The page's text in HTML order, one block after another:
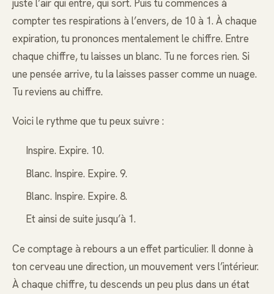
juste l’air qui entre, qui sort. Puis tu commences à
compter tes respirations à l’envers, de 10 à 1. À chaque
expiration, tu prononces mentalement le chiffre. Entre
chaque chiffre, tu laisses un blanc. Tu ne forces rien. Si
une pensée arrive, tu la laisses passer comme un nuage.
Tu reviens au chiffre.
Voici le rythme que tu peux suivre :
Inspire. Expire. 10.
Blanc. Inspire. Expire. 9.
Blanc. Inspire. Expire. 8.
Et ainsi de suite jusqu’à 1.
Ce comptage à rebours a un effet particulier. Il donne à
ton cerveau une direction, un mouvement vers l’intérieur.
À chaque chiffre, tu descends un peu plus dans un état